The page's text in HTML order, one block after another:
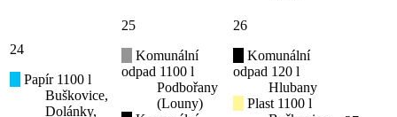
24
Papír 1100 l
Buškovice,
Dolánky,
25
Komunální
odpad 1100 l
Podbořany
(Louny)
26
Komunální
odpad 120 l
Hlubany
Plast 1100 l